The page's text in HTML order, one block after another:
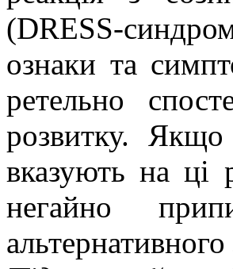
(DRESS-
ознаки та
ретельно
розвитку.
вказують на ці
негайно